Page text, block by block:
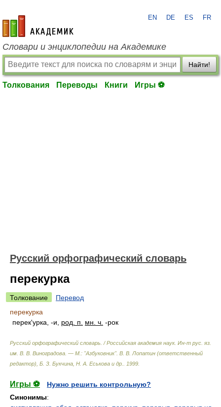
academic.ru
EN DE ES FR
Словари и энциклопедии на Академике
Найти!
Толкования Переводы Книги Игры ⚽
Русский орфографический словарь
перекурка
Толкование
Перевод
перекурка
перек'урка, -и, род. п. мн. ч. -рок
Русский орфографический словарь. / Российская академия наук. Ин-т рус. яз.
им. В. В. Виноградова. — М.: "Азбуковник". В. В. Лопатин (ответственный
редактор), Б. З. Букчина, Н. А. Еськова и др.
1999
Игры ⚽
Нужно решить контрольную?
Синонимы: